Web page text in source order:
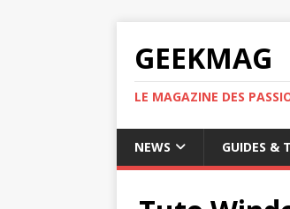
GEEKMAG
LE MAGAZINE DES
NEWS GUIDES &